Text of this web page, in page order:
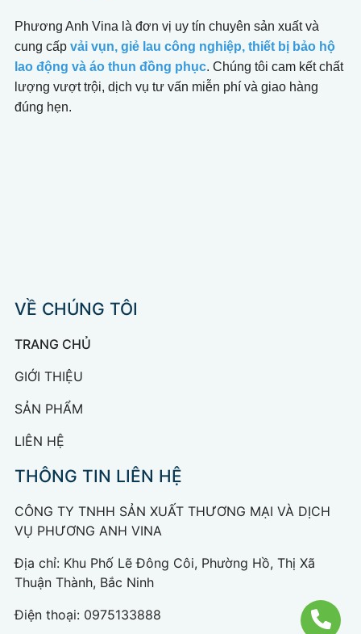
Phương Anh Vina là đơn vị uy tín chuyên sản xuất và
cung cấp vải vụn, giẻ lau công nghiệp, thiết bị bảo hộ
lao động và áo thun đồng phục. Chúng tôi cam kết chất
lượng vượt trội, dịch vụ tư vấn miễn phí và giao hàng
đúng hẹn.
VỀ CHÚNG TÔI
TRANG CHỦ
GIỚI THIỆU
SẢN PHẨM
LIÊN HỆ
THÔNG TIN LIÊN HỆ
CÔNG TY TNHH SẢN XUẤT THƯƠNG MẠI VÀ DỊCH
VỤ PHƯƠNG ANH VINA
Địa chỉ: Khu Phố Lẽ Đông Côi, Phường Hồ, Thị Xã
Thuận Thành, Bắc Ninh
Điện thoại: 0975133888